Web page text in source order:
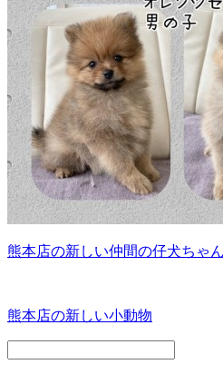
熊本店の新しい仲間の仔犬ちゃ
熊本店の新しい小動物